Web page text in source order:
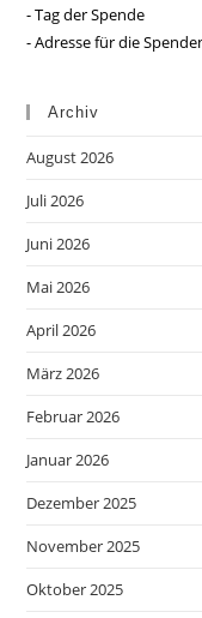
- Tag der Spende
- Adresse für die
Archiv
August 2026
Juli 2026
Juni 2026
Mai 2026
April 2026
März 2026
Februar 2026
Januar 2026
Dezember 2025
November 2025
Oktober 2025